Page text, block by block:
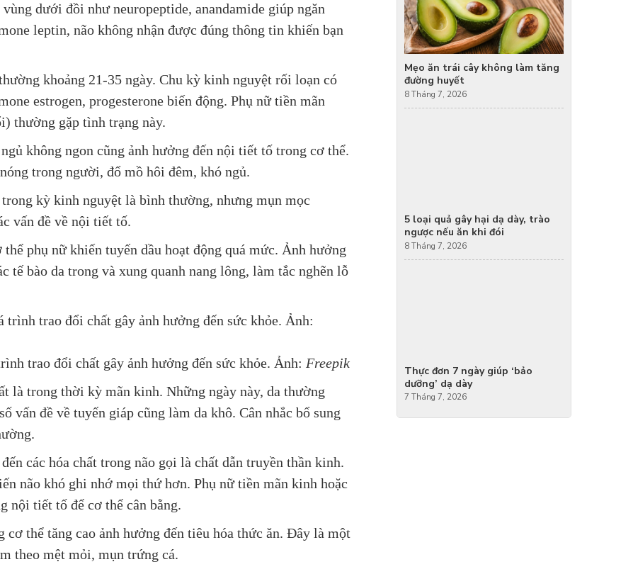
dưới đồi như neuropeptide, anandamide giúp ngăn
leptin, não không nhận được đúng thông tin khiến bạn
khoảng 21-35 ngày. Chu kỳ kinh nguyệt rối loạn có
estrogen, progesterone biến động. Phụ nữ tiền mãn
thường gặp tình trạng này.
không ngon cũng ảnh hưởng đến nội tiết tố trong cơ thể.
trong người, đổ mồ hôi đêm, khó ngủ.
kỳ kinh nguyệt là bình thường, nhưng mụn mọc
vấn đề về nội tiết tố.
phụ nữ khiến tuyến dầu hoạt động quá mức. Ảnh hưởng
tế bào da trong và xung quanh nang lông, làm tắc nghẽn lỗ
trao đổi chất gây ảnh hưởng đến sức khỏe. Ảnh: Freepik
là trong thời kỳ mãn kinh. Những ngày này, da thường
vấn đề về tuyến giáp cũng làm da khô. Cân nhắc bổ sung
các hóa chất trong não gọi là chất dẫn truyền thần kinh.
não khó ghi nhớ mọi thứ hơn. Phụ nữ tiền mãn kinh hoặc
nội tiết tố để cơ thể cân bằng.
cơ thể tăng cao ảnh hưởng đến tiêu hóa thức ăn. Đây là một
theo mệt mỏi, mụn trứng cá.
Mẹo ăn trái cây không làm tăng
đường huyết
8 Tháng 7, 2026
5 loại quả gây hại dạ dày, trào
ngược nếu ăn khi đói
8 Tháng 7, 2026
Thực đơn 7 ngày giúp ‘bảo
dưỡng’ dạ dày
7 Tháng 7, 2026